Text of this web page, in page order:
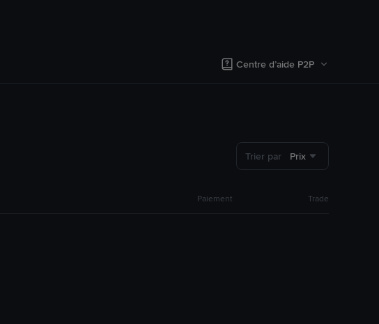
Centre d’aide P2P
Trier par Prix
Paiement Trade